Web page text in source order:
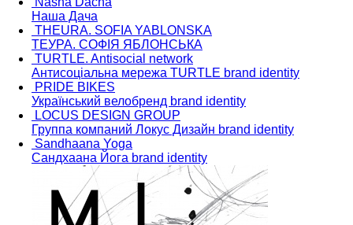
Наша Дача
THEURA. SOFIA YABLONSKA
ТЕУРА. СОФІЯ ЯБЛОНСЬКА
TURTLE. Antisocial network
Антисоціальна мережа TURTLE brand identity
PRIDE BIKES
Український велобренд brand identity
LOCUS DESIGN GROUP
Группа компаний Локус Дизайн brand identity
Sandhaana Yoga
Сандхаана Йога brand identity